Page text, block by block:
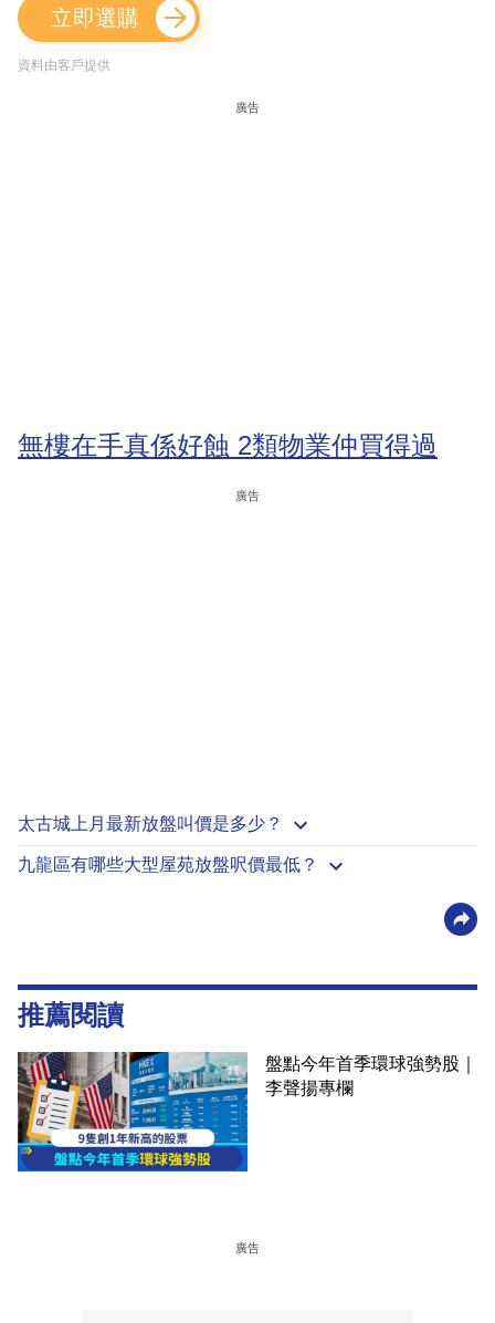
立即選購
資料由客戶提供
廣告
無樓在手真係好蝕 2類物業仲買得過
廣告
太古城上月最新放盤叫價是多少？
九龍區有哪些大型屋苑放盤呎價最低？
推薦閱讀
盤點今年首季環球強勢股｜
李聲揚專欄
廣告